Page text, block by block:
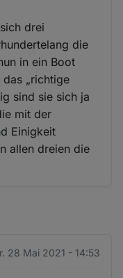
drei
die
in ein Boot
„richtige
sind sie sich ja
mit der
Einigkeit
allen dreien die
28 Mai 2021 - 14:53